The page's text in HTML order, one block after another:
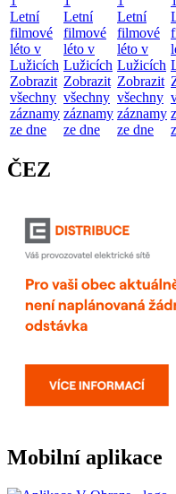
Letní
filmové
léto v
Lužicích
Zobrazit
všechny
záznamy
ze dne
Letní
filmové
léto v
Lužicích
Zobrazit
všechny
záznamy
ze dne
Letní
filmové
léto v
Lužicích
Zobrazit
všechny
záznamy
ze dne
ČEZ
Mobilní aplikace